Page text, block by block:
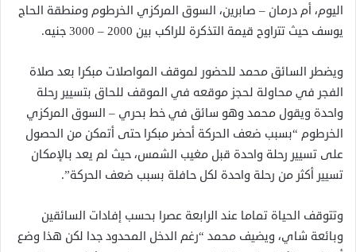
اليوم، أم درمان – صابرين، السوق المركزي الخرطوم ومنطقة الحاج
يوسف حيث تتراوح قيمة التذكرة للراكب بين 2000 – 3000 جنيه.
ويضطر السائق محمد للحضور لموقف المواصلات مبكرا بعد صلاة
الفجر في محاولة لحجز موقعه في الموقف للحاق بتسيير رحلة
واحدة ويقول محمد وهو سائق في خط بحري – السوق المركزي
الخرطوم “بسبب ضعف الحركة أحضر مبكرا حتى أتمكن من الحصول
على تسيير رحلة واحدة قبل مغيب الشمس، حيث لم يعد بالإمكان
تسيير أكثر من رحلة واحدة لكل حافلة بسبب ضعف الحركة”.
وتتوقف الحياة تماما عند الرابعة عصرا بحسب إفادات السائقين
وبائعة شاي، ويضيف محمد “رغم الدخل المحدود جدا لكن هذا وضع